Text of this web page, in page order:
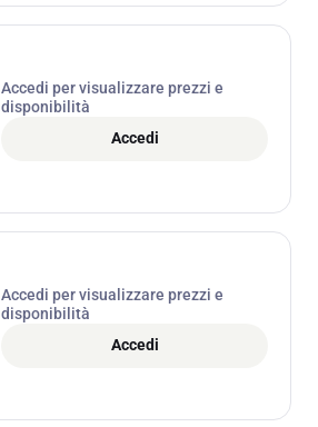
Accedi per visualizzare prezzi e
disponibilità
Accedi
Accedi per visualizzare prezzi e
disponibilità
Accedi